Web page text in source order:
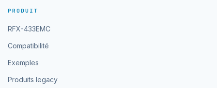
PRODUIT
RFX-433EMC
Compatibilité
Exemples
Produits legacy